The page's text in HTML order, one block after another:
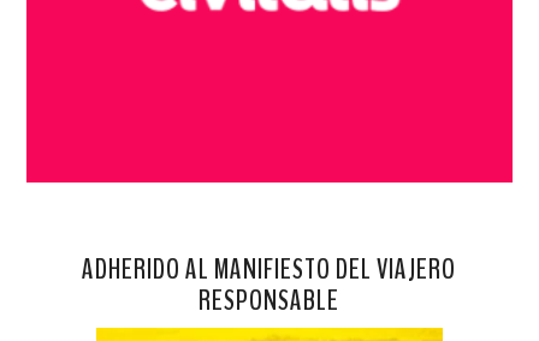
ADHERIDO AL MANIFIESTO DEL VIAJERO
RESPONSABLE